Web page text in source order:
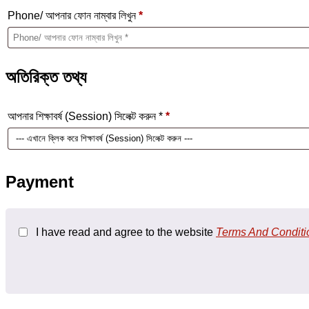
Phone/ আপনার ফোন নাম্বার লিখুন*
অতিরিক্ত তথ্য
আপনার শিক্ষাবর্ষ (Session) সিলেক্ট করুন * *
Payment
I have read and agree to the website Terms And